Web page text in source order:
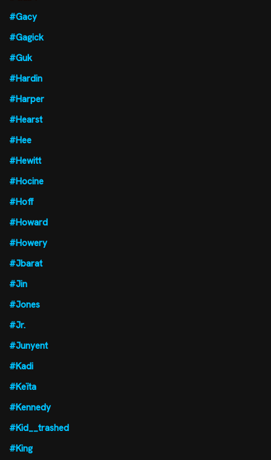
#Gacy
#Gagick
#Guk
#Hardin
#Harper
#Hearst
#Hee
#Hewitt
#Hocine
#Hoff
#Howard
#Howery
#Jbarat
#Jin
#Jones
#Jr.
#Junyent
#Kadi
#Keïta
#Kennedy
#Kid__trashed
#King